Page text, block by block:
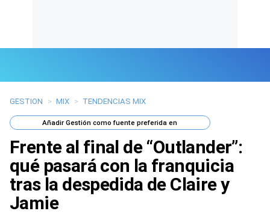
Últimas Noticias
Mi Bolsillo
Respuestas
Gente
GESTION > MIX > TENDENCIAS MIX
AñadirGestión como fuente preferida en
Frente al final de “Outlander”:
qué pasará con la franquicia
tras la despedida de Claire y
Jamie